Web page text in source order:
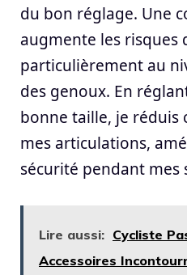
du bon réglage. Une
augmente les risques
particulièrement au
des genoux. En
bonne taille, je réduis
mes articulations,
sécurité pendant mes
Lire aussi: Cycliste
Accessoires